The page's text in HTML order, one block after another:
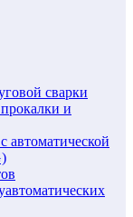
сварки
и
автоматической